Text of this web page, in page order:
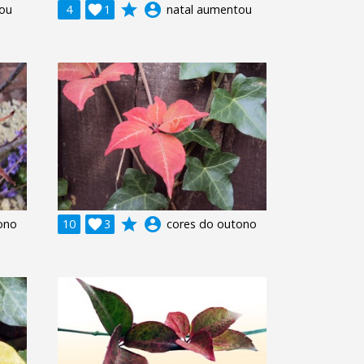
4 1
 grade account_circle natal aumentou
10 3
 grade account_circle cores do outono